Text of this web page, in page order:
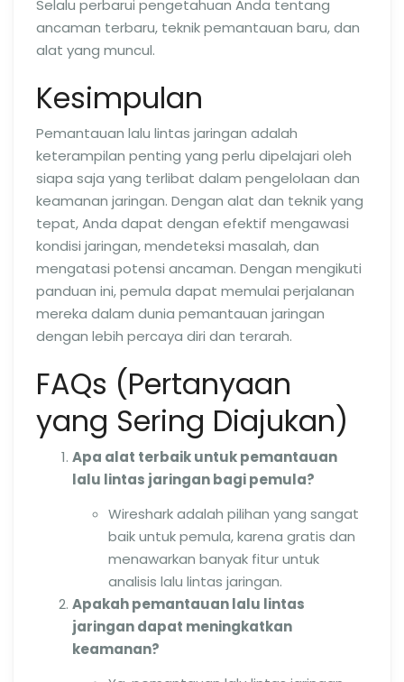
Selalu perbarui pengetahuan Anda tentang
ancaman terbaru, teknik pemantauan baru, dan
alat yang muncul.
Kesimpulan
Pemantauan lalu lintas jaringan adalah
keterampilan penting yang perlu dipelajari oleh
siapa saja yang terlibat dalam pengelolaan dan
keamanan jaringan. Dengan alat dan teknik yang
tepat, Anda dapat dengan efektif mengawasi
kondisi jaringan, mendeteksi masalah, dan
mengatasi potensi ancaman. Dengan mengikuti
panduan ini, pemula dapat memulai perjalanan
mereka dalam dunia pemantauan jaringan
dengan lebih percaya diri dan terarah.
FAQs (Pertanyaan
yang Sering Diajukan)
Apa alat terbaik untuk pemantauan
lalu lintas jaringan bagi pemula?
Wireshark adalah pilihan yang sangat
baik untuk pemula, karena gratis dan
menawarkan banyak fitur untuk
analisis lalu lintas jaringan.
Apakah pemantauan lalu lintas
jaringan dapat meningkatkan
keamanan?